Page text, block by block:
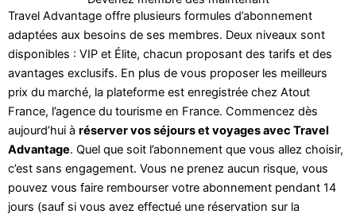
Travel Advantage offre plusieurs formules d’abonnement
adaptées aux besoins de ses membres. Deux niveaux sont
disponibles : VIP et Élite, chacun proposant des tarifs et des
avantages exclusifs. En plus de vous proposer les meilleurs
prix du marché, la plateforme est enregistrée chez Atout
France, l’agence du tourisme en France. Commencez dès
aujourd’hui à réserver vos séjours et voyages avec Travel
Advantage. Quel que soit l’abonnement que vous allez choisir,
c’est sans engagement. Vous ne prenez aucun risque, vous
pouvez vous faire rembourser votre abonnement pendant 14
jours (sauf si vous avez effectué une réservation sur la